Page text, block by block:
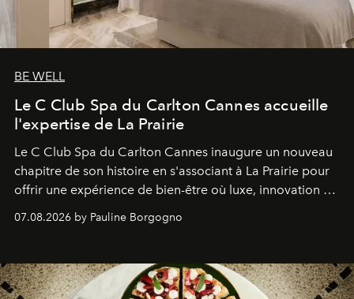
BE WELL
Le C Club Spa du Carlton Cannes accueille
l'expertise de La Prairie
Le C Club Spa du Carlton Cannes inaugure un nouveau
chapitre de son histoire en s'associant à La Prairie pour
offrir une expérience de bien-être où luxe, innovation et
expertise se rencontrent.
07.08.2026 by Pauline Borgogno